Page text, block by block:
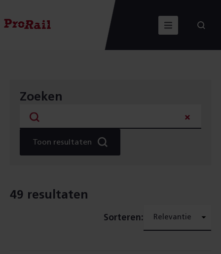
Homepage
Menu Zoeken
Zoeken
Toon resultaten
49 resultaten
Sorteren: